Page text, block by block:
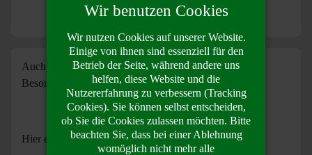
Auch die Weihnachtszeit ist für uns in Zabranin etwas
Besonderes.
Hier ein paar Impressionen
Wir benutzen Cookies
Wir nutzen Cookies auf unserer Website.
Einige von ihnen sind essenziell für den
Betrieb der Seite, während andere uns
helfen, diese Website und die
Nutzererfahrung zu verbessern (Tracking
Cookies). Sie können selbst entscheiden,
ob Sie die Cookies zulassen möchten. Bitte
beachten Sie, dass bei einer Ablehnung
womöglich nicht mehr alle